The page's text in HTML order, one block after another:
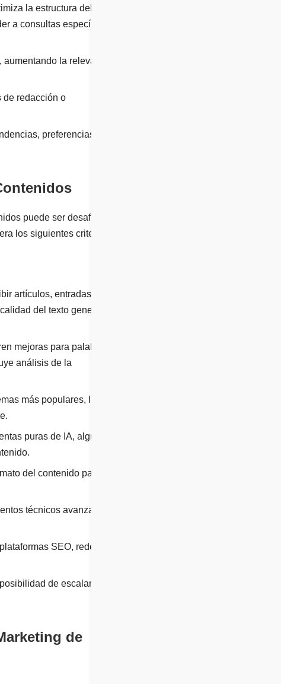
la estructura del
a consultas específicas
la relevancia
de redacción o
preferencias de la
puede ser desafiante
los siguientes criterios:
artículos, entradas de
del texto generado
mejoras para palabras
análisis de la
más populares, las
puras de IA, algunas
del contenido para
técnicos avanzados
SEO, redes
de escalar los
de